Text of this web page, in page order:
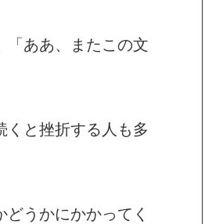
「ああ、またこの文
くと挫折する人も多
うかにかかってく